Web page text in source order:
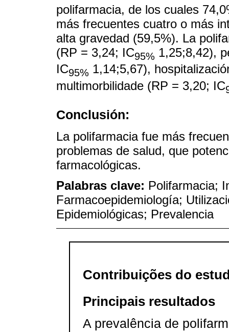
polifarmacia, de los cuales
más frecuentes cuatro o más
alta gravedad (59,5%). La
(RP = 3,24; IC95% 1,25;8,42),
IC95% 1,14;5,67),
multimorbilidade (RP = 3,20; IC
Conclusión:
La polifarmacia fue más
problemas de salud, que
farmacológicas.
Palabras clave: Polifarmacia;
Farmacoepidemiología;
Epidemiológicas; Prevalencia
Contribuições do
Principais resultados
A prevalência de